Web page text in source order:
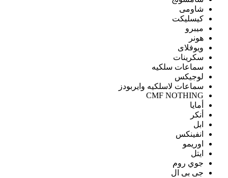
شاومى
كيسليكت
ميبرو
هونر
ويوفلاى
سكرينات
سماعات سلكيه
لوجيكس
سماعات لاسلكيه وايربودز
CMF NOTHING
أمايا
أنكر
ابل
انفينكس
اوريمو
ايتل
جوي روم
جى بى ال